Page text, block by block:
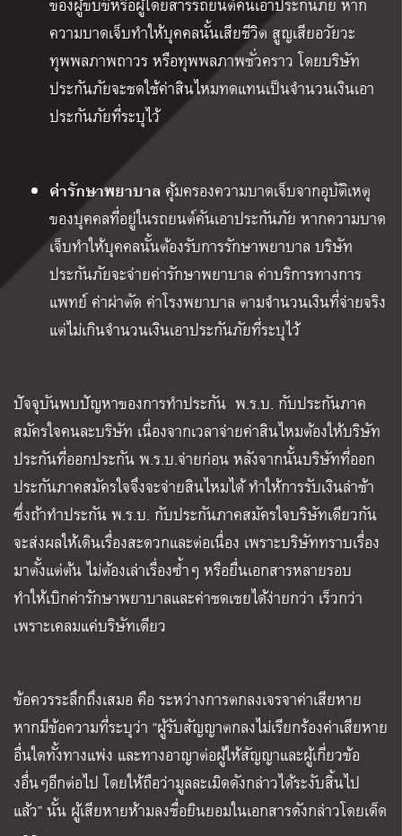
ของผู้ขับขี่หรือผู้โดยสารรถยนต์คันเอาประกันภัย หาก
ความบาดเจ็บทำให้บุคคลนั้นเสียชีวิต สูญเสียอวัยวะ
ทุพพลภาพถาวร หรือทุพพลภาพชั่วคราว โดยบริษัท
ประกันภัยจะชดใช้ค่าสินไหมทดแทนเป็นจำนวนเงินเอา
ประกันภัยที่ระบุไว้
ค่ารักษาพยาบาล คุ้มครองความบาดเจ็บจากอุบัติเหตุ
ของบุคคลที่อยู่ในรถยนต์คันเอาประกันภัย หากความบาด
เจ็บทำให้บุคคลนั้นต้องรับการรักษาพยาบาล บริษัท
ประกันภัยจะจ่ายค่ารักษาพยาบาล ค่าบริการทางการ
แพทย์ ค่าผ่าตัด ค่าโรงพยาบาล ตามจำนวนเงินที่จ่ายจริง
แต่ไม่เกินจำนวนเงินเอาประกันภัยที่ระบุไว้
ปัจจุบันพบปัญหาของการทำประกัน พ.ร.บ. กับประกันภาค
สมัครใจคนละบริษัท เนื่องจากเวลาจ่ายค่าสินไหมต้องให้บริษัท
ประกันที่ออกประกัน พ.ร.บ.จ่ายก่อน หลังจากนั้นบริษัทที่ออก
ประกันภาคสมัครใจจึงจะจ่ายสินไหมได้ ทำให้การรับเงินล่าช้า
ซึ่งถ้าทำประกัน พ.ร.บ. กับประกันภาคสมัครใจบริษัทเดียวกัน
จะส่งผลให้เดินเรื่องสะดวกและต่อเนื่อง เพราะบริษัททราบเรื่อง
มาตั้งแต่ต้น ไม่ต้องเล่าเรื่องซ้ำๆ หรือยื่นเอกสารหลายรอบ
ทำให้เบิกค่ารักษาพยาบาลและค่าชดเชยได้ง่ายกว่า เร็วกว่า
เพราะเคลมแค่บริษัทเดียว
ข้อควรระลึกถึงเสมอ คือ ระหว่างการตกลงเจรจาค่าเสียหาย
หากมีข้อความที่ระบุว่า “ผู้รับสัญญาตกลงไม่เรียกร้องค่าเสียหาย
อื่นใดทั้งทางแพ่ง และทางอาญาต่อผู้ให้สัญญาและผู้เกี่ยวข้อ
งอื่นๆอีกต่อไป โดยให้ถือว่ามูลละเมิดดังกล่าวได้ระงับสิ้นไป
แล้ว” นั้น ผู้เสียหายห้ามลงชื่อยินยอมในเอกสารดังกล่าวโดยเด็ด